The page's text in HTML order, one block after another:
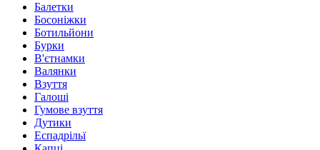
Балетки
Босоніжки
Ботильйони
Бурки
В'єтнамки
Валянки
Взуття
Галоші
Гумове взуття
Дутики
Еспадрільї